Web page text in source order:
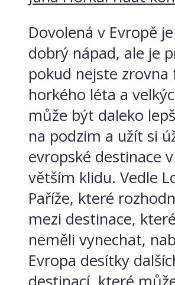
Dovolená v Evropě
dobrý nápad, ale je
pokud nejste zrovna
horkého léta a
může být daleko
na podzim a užít si
evropské destinace
větším klidu. Vedle
Paříže, které
mezi destinace,
neměli vynechat,
Evropa desítky